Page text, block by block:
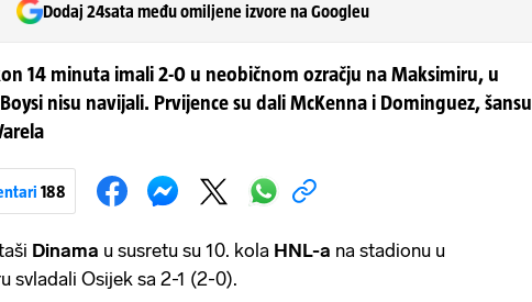
Dodaj 24sata među omiljene izvore na Googleu
14 minuta imali 2-0 u neobičnom ozračju na Maksimiru, u
nisu navijali. Prvijence su dali McKenna i Dominguez, šansu
188
Dinama u susretu su 10. kola HNL-a na stadionu u
svladali Osijek sa 2-1 (2-0).